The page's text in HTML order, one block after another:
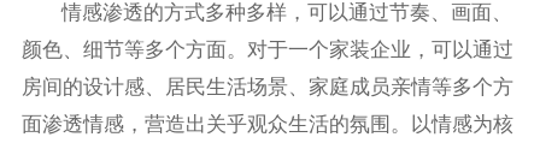
情感渗透的方式多种多样，可以通过节奏、画面、
颜色、细节等多个方面。对于一个家装企业，可以通过
房间的设计感、居民生活场景、家庭成员亲情等多个方
面渗透情感，营造出关乎观众生活的氛围。以情感为核